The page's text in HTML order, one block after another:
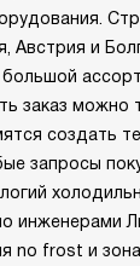
Австрия и
заказ можно
создать
запросы
инженерами
no frost и